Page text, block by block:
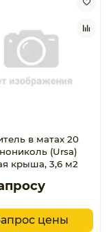
в матах 20
(Ursa)
крыша, 3,6 м2
цены